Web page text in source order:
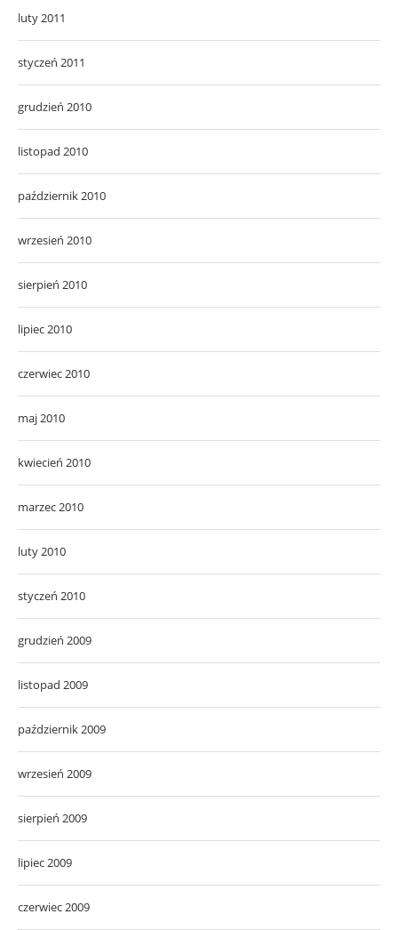
luty 2011
styczeń 2011
grudzień 2010
listopad 2010
październik 2010
wrzesień 2010
sierpień 2010
lipiec 2010
czerwiec 2010
maj 2010
kwiecień 2010
marzec 2010
luty 2010
styczeń 2010
grudzień 2009
listopad 2009
październik 2009
wrzesień 2009
sierpień 2009
lipiec 2009
czerwiec 2009